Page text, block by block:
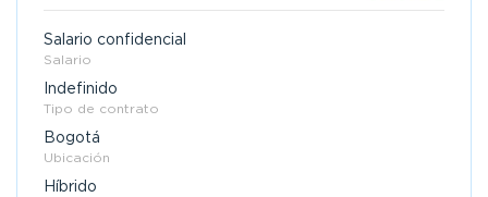
Salario confidencial
Salario
Indefinido
Tipo de contrato
Bogotá
Ubicación
Híbrido